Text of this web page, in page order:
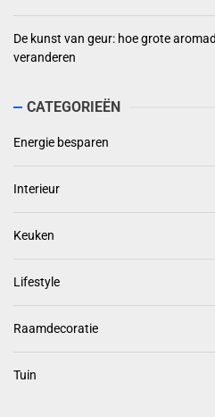
De kunst van geur: hoe grote
veranderen
CATEGORIEËN
Energie besparen
Interieur
Keuken
Lifestyle
Raamdecoratie
Tuin